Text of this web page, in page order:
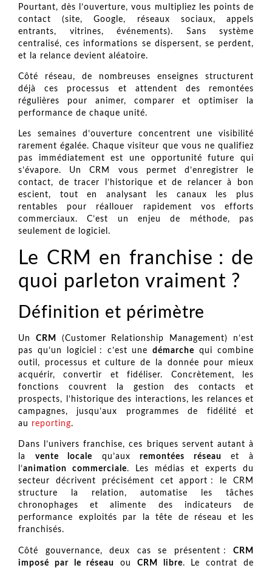
Pourtant, dès l’ouverture, vous multipliez les points de
contact (site, Google, réseaux sociaux, appels
entrants, vitrines, événements). Sans système
centralisé, ces informations se dispersent, se perdent,
et la relance devient aléatoire.
Côté réseau, de nombreuses enseignes structurent
déjà ces processus et attendent des remontées
régulières pour animer, comparer et optimiser la
performance de chaque unité.
Les semaines d’ouverture concentrent une visibilité
rarement égalée. Chaque visiteur que vous ne qualifiez
pas immédiatement est une opportunité future qui
s’évapore. Un CRM vous permet d’enregistrer le
contact, de tracer l’historique et de relancer à bon
escient, tout en analysant les canaux les plus
rentables pour réallouer rapidement vos efforts
commerciaux. C’est un enjeu de méthode, pas
seulement de logiciel.
Le CRM en franchise : de
quoi parleton vraiment ?
Définition et périmètre
Un CRM
(Customer Relationship Management) n’est
pas qu’un logiciel : c’est unedémarche qui combine
outil, processus et culture de la donnée pour mieux
acquérir, convertir et fidéliser. Concrètement, les
fonctions couvrent la gestion des contacts et
prospects, l’historique des interactions, les relances et
campagnes, jusqu’aux programmes de fidélité et
au reporting.
Dans l’univers franchise, ces briques servent autant à
la vente locale qu’auxremontées réseau
et à
l’animation commerciale. Les médias et experts du
secteur décrivent précisément cet apport : le CRM
structure la relation, automatise les tâches
chronophages et alimente des indicateurs de
performance exploités par la tête de réseau et les
franchisés.
Côté gouvernance, deux cas se présentent : CRM
imposé par le réseau
ou CRM libre. Le contrat de